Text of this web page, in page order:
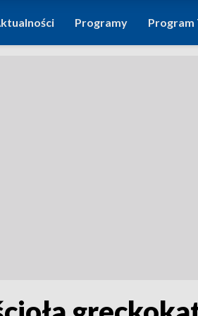
Programy Program